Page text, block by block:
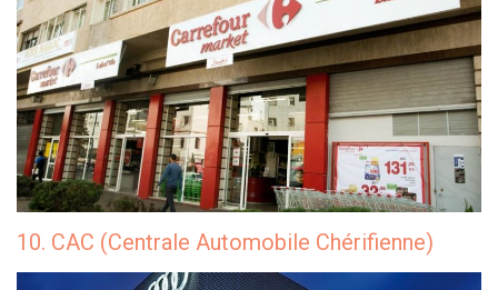
10. CAC (Centrale Automobile Chérifienne)